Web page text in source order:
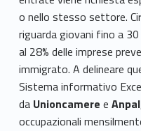
o nello stesso settore.
riguarda giovani fino a
al 28% delle imprese
immigrato. A delineare
Sistema informativo
da Unioncamere e Anpal
occupazionali